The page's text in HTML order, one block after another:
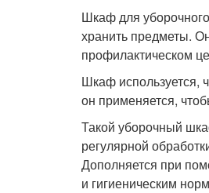
Шкаф для
хранить предметы.
профилактическом
Шкаф
он применяется,
Такой уборочный
регулярной
Дополняется при
и гигиеническим